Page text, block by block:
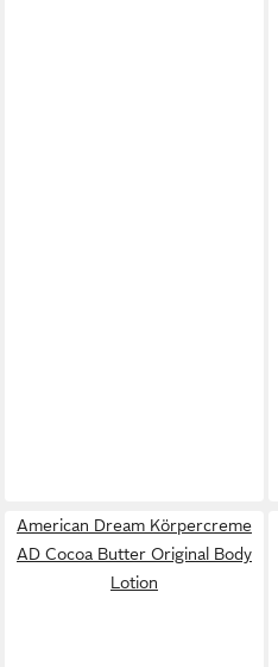
American Dream Körpercreme
AD Cocoa Butter Original Body
Lotion